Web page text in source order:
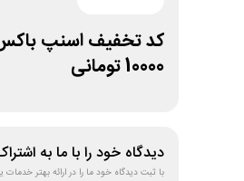
کد تخفیف اسنپ
10000 تومانی
دیدگاه خود را با ما به
با ثبت دیدگاه خود ما را در ارائه بهتر خدمات